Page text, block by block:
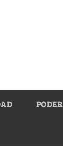
PODER